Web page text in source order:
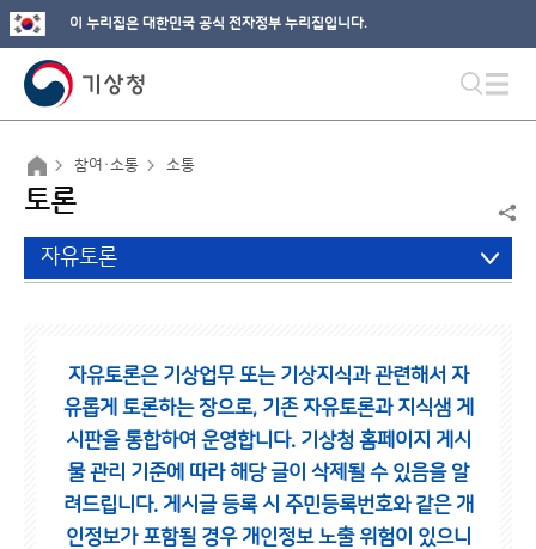
이 누리집은 대한민국 공식 전자정부 누리집입니다.
참여·소통 소통
토론
자유토론
자유토론은 기상업무 또는 기상지식과 관련해서 자
유롭게 토론하는 장으로, 기존 자유토론과 지식샘 게
시판을 통합하여 운영합니다. 기상청 홈페이지 게시
물 관리 기준에 따라 해당 글이 삭제될 수 있음을 알
려드립니다. 게시글 등록 시 주민등록번호와 같은 개
인정보가 포함될 경우 개인정보 노출 위험이 있으니